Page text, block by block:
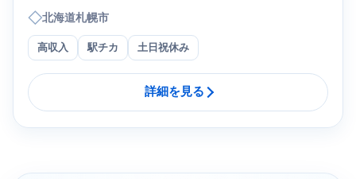
◇北海道札幌市
高収入 駅チカ 土日祝休み
詳細を見る